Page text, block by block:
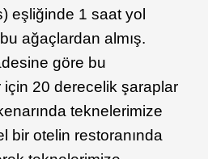
eşliğinde 1 saat yol
ağaçlardan almış.
göre bu
20 derecelik şaraplar
teknelerimize
bir otelin restoranında